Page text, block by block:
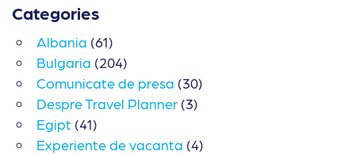
Categories
Albania (61)
Bulgaria (204)
Comunicate de presa (30)
Despre Travel Planner (3)
Egipt (41)
Experiente de vacanta (4)